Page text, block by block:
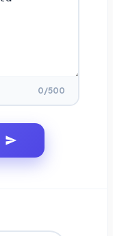
0/500